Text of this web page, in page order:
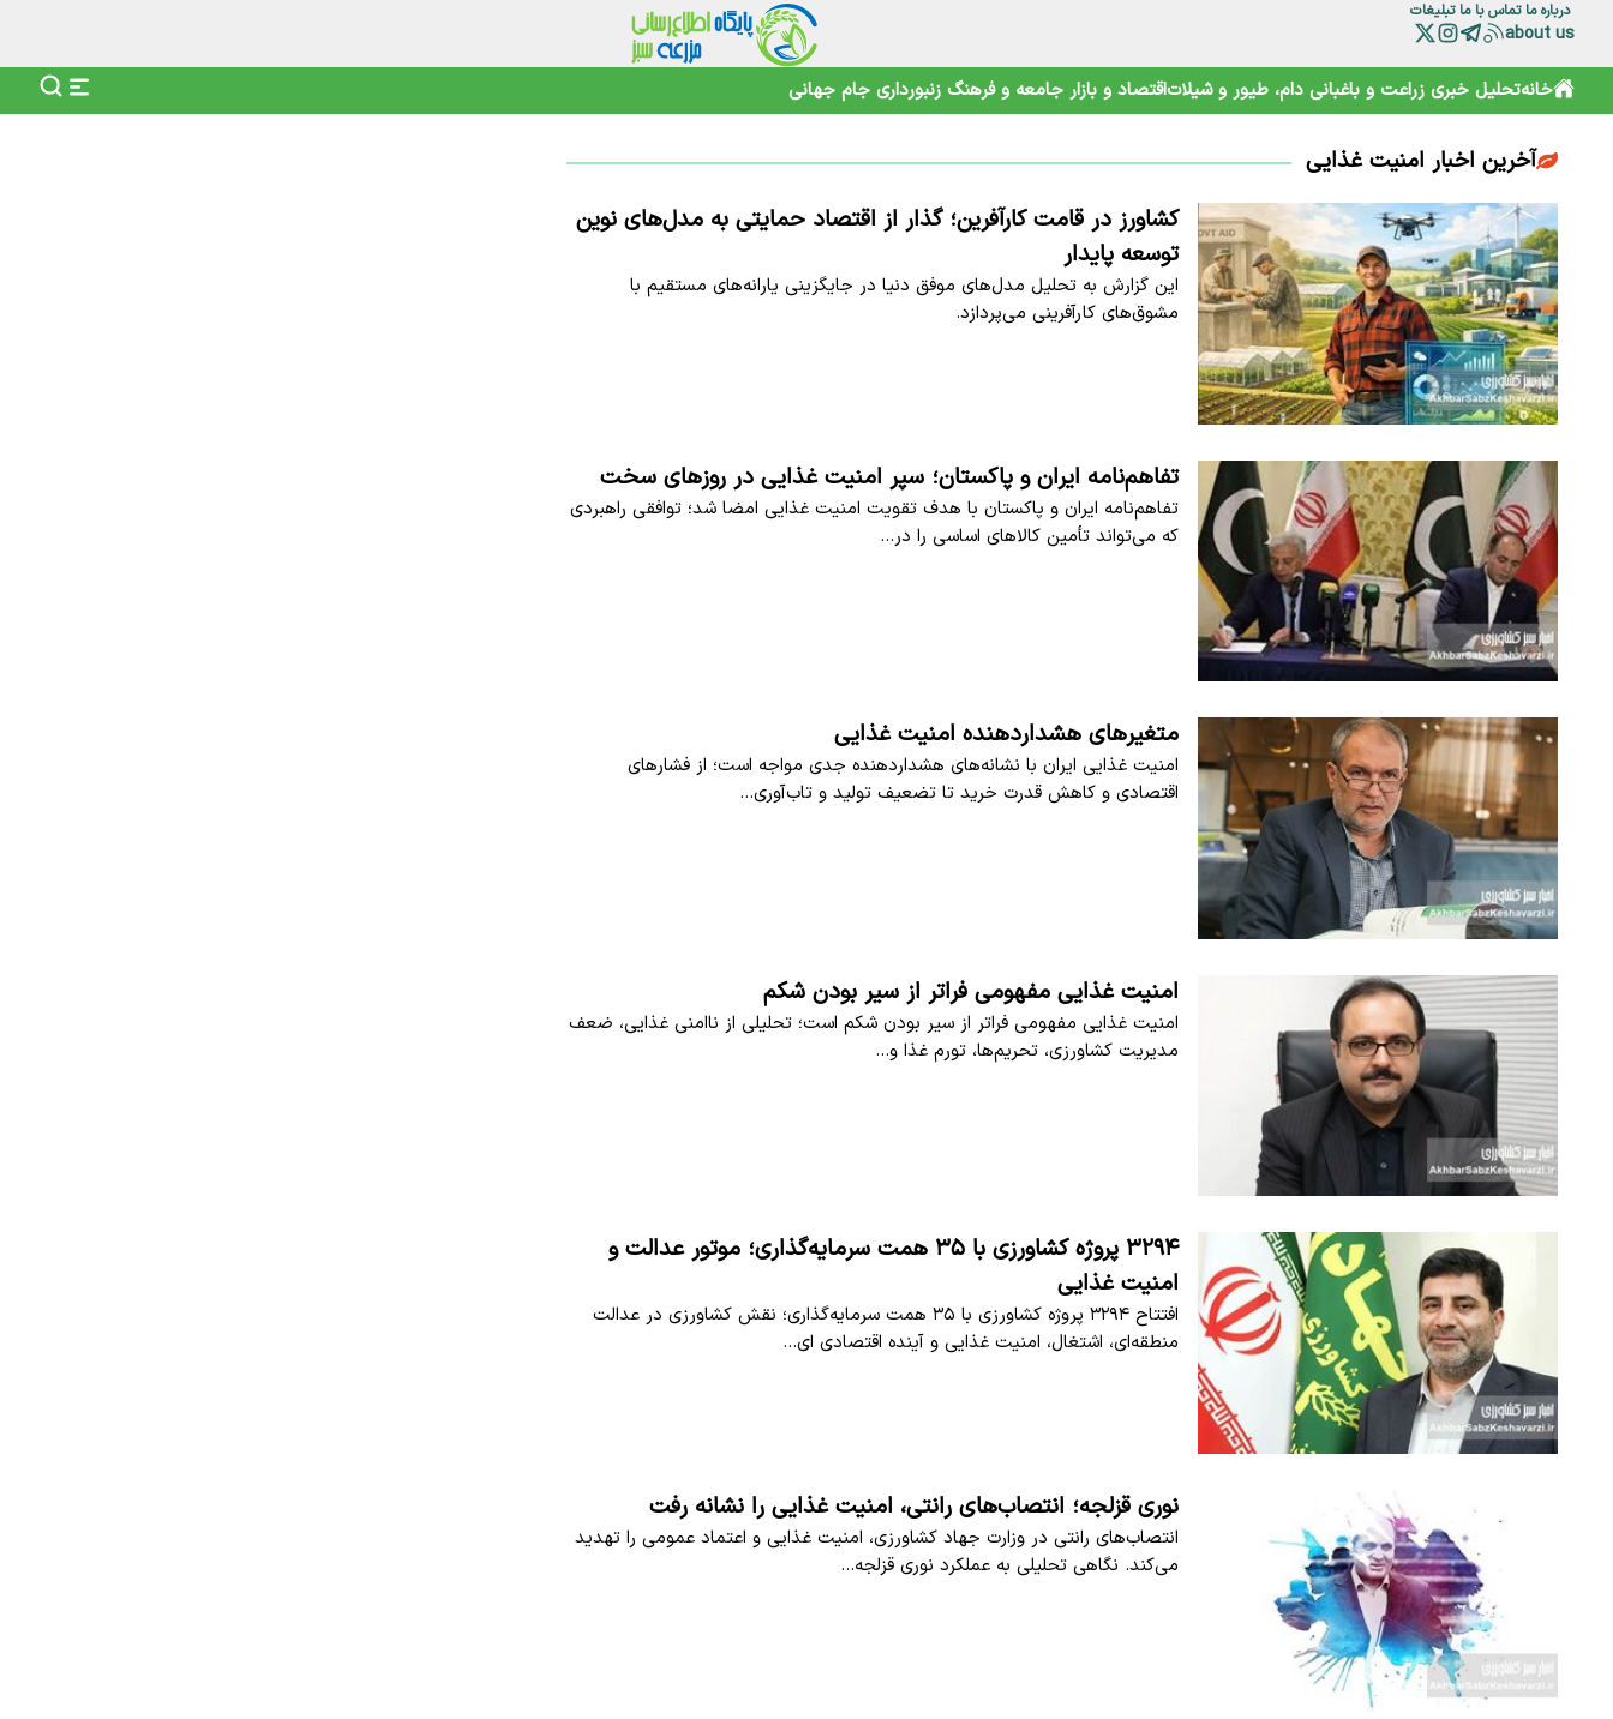
درباره ما تماس با ما تبلیغات
about us
خانهتحلیل خبری زراعت و باغبانی دام، طیور و شیلاتاقتصاد و بازار جامعه و فرهنگ زنبورداری جام جهانی
آخرین اخبار امنیت غذایی
کشاورز در قامت کارآفرین؛ گذار از اقتصاد حمایتی به مدل‌های نوین
توسعه پایدار
این گزارش به تحلیل مدل‌های موفق دنیا در جایگزینی یارانه‌های مستقیم با
مشوق‌های کارآفرینی می‌پردازد.
تفاهم‌نامه ایران و پاکستان؛ سپر امنیت غذایی در روزهای سخت
تفاهم‌نامه ایران و پاکستان با هدف تقویت امنیت غذایی امضا شد؛ توافقی راهبردی
که می‌تواند تأمین کالاهای اساسی را در…
متغیرهای هشداردهنده امنیت غذایی
امنیت غذایی ایران با نشانه‌های هشداردهنده جدی مواجه است؛ از فشارهای
اقتصادی و کاهش قدرت خرید تا تضعیف تولید و تاب‌آوری…
امنیت غذایی مفهومی فراتر از سیر بودن شکم
امنیت غذایی مفهومی فراتر از سیر بودن شکم است؛ تحلیلی از ناامنی غذایی، ضعف
مدیریت کشاورزی، تحریم‌ها، تورم غذا و…
۳۲۹۴ پروژه کشاورزی با ۳۵ همت سرمایه‌گذاری؛ موتور عدالت و
امنیت غذایی
افتتاح ۳۲۹۴ پروژه کشاورزی با ۳۵ همت سرمایه‌گذاری؛ نقش کشاورزی در عدالت
منطقه‌ای، اشتغال، امنیت غذایی و آینده اقتصادی ای…
نوری قزلجه؛ انتصاب‌های رانتی، امنیت غذایی را نشانه رفت
انتصاب‌های رانتی در وزارت جهاد کشاورزی، امنیت غذایی و اعتماد عمومی را تهدید
می‌کند. نگاهی تحلیلی به عملکرد نوری قزلجه…